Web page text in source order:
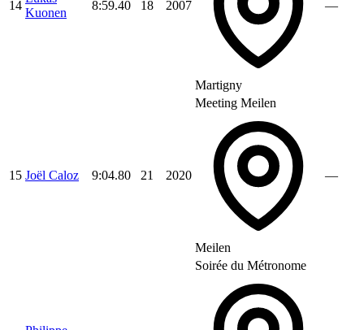
14
Kuonen
8:59.40 18 2007
Martigny
—
15 Joël Caloz 9:04.80 21 2020
Meeting Meilen
Meilen
—
Soirée du Métronome